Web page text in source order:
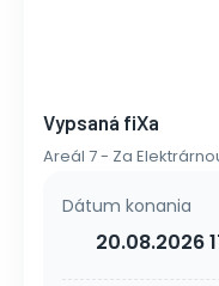
Vypsaná fiXa
Areál 7 - Za
Dátum konania
20.08.2026